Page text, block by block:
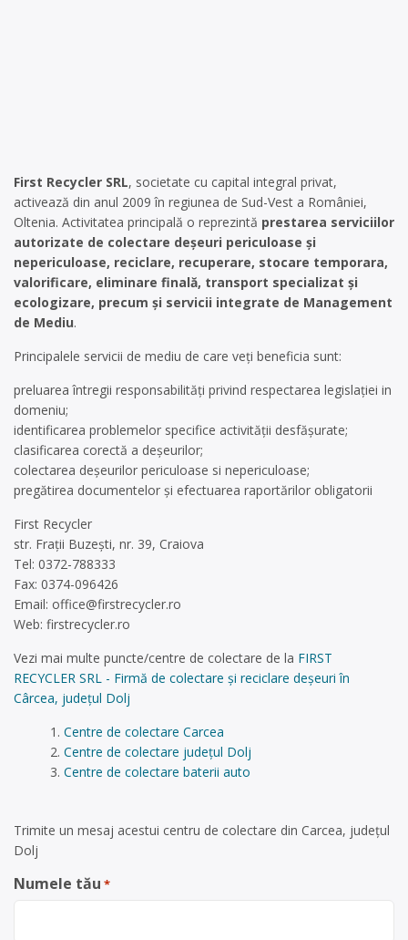
First Recycler SRL, societate cu capital integral privat,
activează din anul 2009 în regiunea de Sud-Vest a României,
Oltenia. Activitatea principală o reprezintă prestarea serviciilor
autorizate de colectare deșeuri periculoase și
nepericuloase, reciclare, recuperare, stocare temporara,
valorificare, eliminare finală, transport specializat și
ecologizare, precum și servicii integrate de Management
de Mediu.
Principalele servicii de mediu de care veți beneficia sunt:
preluarea întregii responsabilități privind respectarea legislaţiei in
domeniu;
identificarea problemelor specifice activității desfășurate;
clasificarea corectă a deșeurilor;
colectarea deșeurilor periculoase si nepericuloase;
pregătirea documentelor și efectuarea raportărilor obligatorii
First Recycler
str. Fraţii Buzeşti, nr. 39, Craiova
Tel: 0372-788333
Fax: 0374-096426
Email: office@firstrecycler.ro
Web: firstrecycler.ro
Vezi mai multe puncte/centre de colectare de la FIRST
RECYCLER SRL - Firmă de colectare și reciclare deșeuri în
Cârcea, județul Dolj
Centre de colectare Carcea
Centre de colectare județul Dolj
Centre de colectare baterii auto
Trimite un mesaj acestui centru de colectare din Carcea, județul
Dolj
Numele tău *